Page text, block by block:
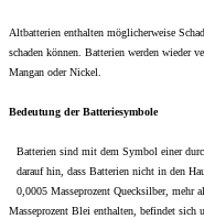
Altbatterien enthalten möglicherweise
schaden können. Batterien werden wieder
Mangan oder Nickel.
Bedeutung der Batteriesymbole
Batterien sind mit dem Symbol einer
darauf hin, dass Batterien nicht in den
0,0005 Masseprozent Quecksilber, mehr
Masseprozent Blei enthalten, befindet sich